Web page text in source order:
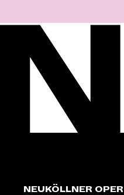
NEUKÖLLNER OPER